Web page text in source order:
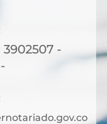
3902507 -